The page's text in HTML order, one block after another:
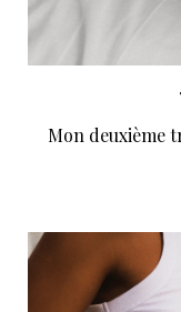
Mon deuxième